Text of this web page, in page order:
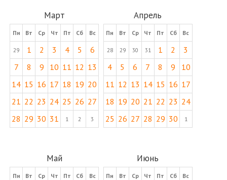
Март
Пн Вт Ср Чт Пт Сб Вс
29 1 2 3 4 5
6
7
8 9 10 11 12 13
14 15 16 17 18 19 20
21 22 23 24 25 26 27
28 29 30 31 1 2 3
Апрель
Пн Вт Ср Чт Пт Сб Вс
28 29 30 31 1 2
3
4
5 6 7 8 9
10
11 12 13 14 15 16 17
18 19 20 21 22 23 24
25 26 27 28 29 30 1
Май
Пн Вт Ср Чт Пт Сб Вс
Июнь
Пн Вт Ср Чт Пт Сб Вс